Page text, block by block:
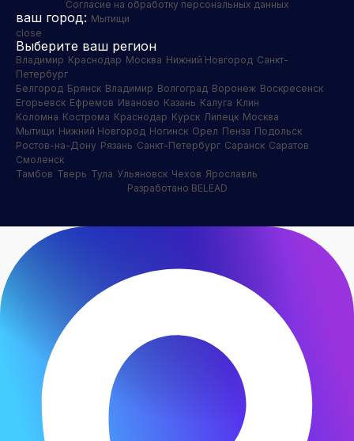
Согласие на обработку персональных данных
ваш город: Мытищи
close
Выберите ваш регион
Владимир Краснодар Москва Нижний Новгород Санкт-
Петербург
Белгород Брянск Владимир Волгоград Воронеж Воскресенск
Егорьевск Ефремов Иваново Казань Калуга Клин
Коломна Кострома Краснодар Курск Липецк Москва
Мытищи Нижний Новгород Ногинск Орел Пенза Подольск
Ростов-на-Дону Рязань Санкт-Петербург Саранск Саратов
Смоленск
Тамбов Тверь Тула Ульяновск Чехов Ярославль
Разработано BELEAD